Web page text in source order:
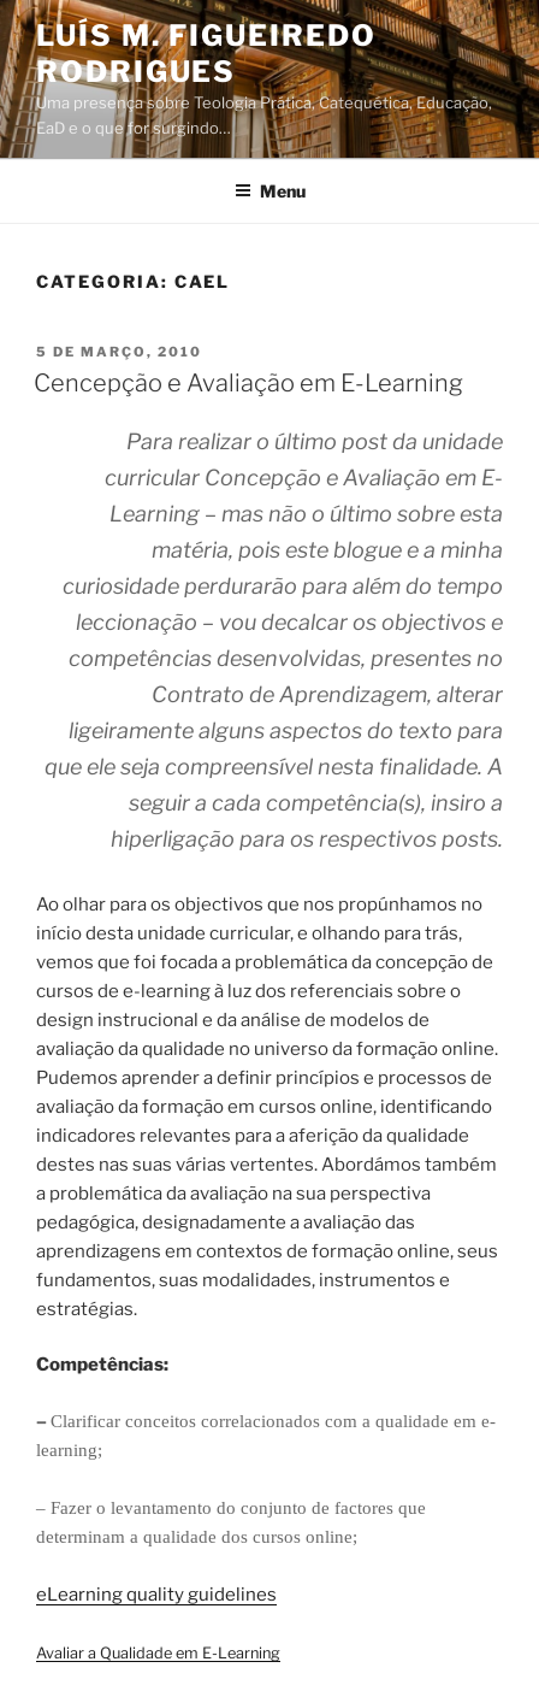
Saltar
para
o
conteúdo
LUÍS M. FIGUEIREDO
RODRIGUES
Uma presença sobre Teologia Prática, Catequética, Educação,
EaD e o que for surgindo…
Menu
CATEGORIA: CAEL
PUBLICADO
EM
5 DE MARÇO, 2010
Cencepção e Avaliação em E-Learning
Para realizar o último post da unidade
curricular Concepção e Avaliação em E-
Learning – mas não o último sobre esta
matéria, pois este blogue e a minha
curiosidade perdurarão para além do tempo
leccionação – vou decalcar os objectivos e
competências desenvolvidas, presentes no
Contrato de Aprendizagem, alterar
ligeiramente alguns aspectos do texto para
que ele seja compreensível nesta finalidade. A
seguir a cada competência(s), insiro a
hiperligação para os respectivos posts.
Ao olhar para os objectivos que nos propúnhamos no
início desta unidade curricular, e olhando para trás,
vemos que foi focada a problemática da concepção de
cursos de e-learning à luz dos referenciais sobre o
design instrucional e da análise de modelos de
avaliação da qualidade no universo da formação online.
Pudemos aprender a definir princípios e processos de
avaliação da formação em cursos online, identificando
indicadores relevantes para a aferição da qualidade
destes nas suas várias vertentes. Abordámos também
a problemática da avaliação na sua perspectiva
pedagógica, designadamente a avaliação das
aprendizagens em contextos de formação online, seus
fundamentos, suas modalidades, instrumentos e
estratégias.
Competências:
–Clarificar conceitos correlacionados com a qualidade em e-
learning;
– Fazer o levantamento do conjunto de factores que
determinam a qualidade dos cursos online;
eLearning quality guidelines
Avaliar a Qualidade em E-Learning